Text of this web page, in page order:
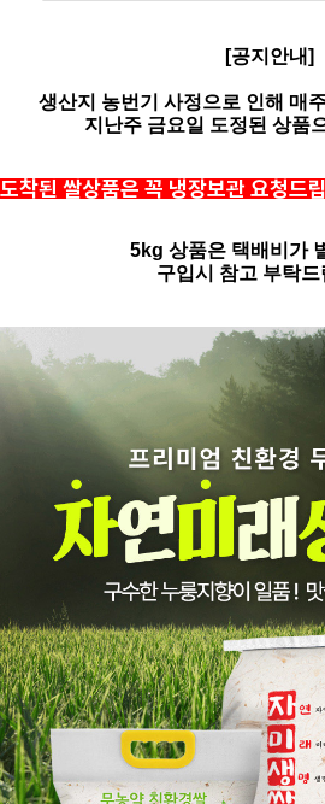
[공지안내]
생산지 농번기 사정으로 인해 매
지난주 금요일 도정된 상품
도착된 쌀상품은 꼭 냉장보관 요청드
5kg 상품은 택배비가
구입시 참고 부탁드